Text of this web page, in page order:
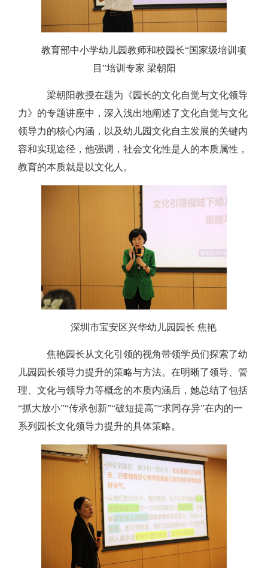
教育部中小学幼儿园教师和校园长“国家级培训项
目”培训专家 梁朝阳
梁朝阳教授在题为《园长的文化自觉与文化领导
力》的专题讲座中，深入浅出地阐述了文化自觉与文化
领导力的核心内涵，以及幼儿园文化自主发展的关键内
容和实现途径，他强调，社会文化性是人的本质属性，
教育的本质就是以文化人。
深圳市宝安区兴华幼儿园园长 焦艳
焦艳园长从文化引领的视角带领学员们探索了幼
儿园园长领导力提升的策略与方法。在明晰了领导、管
理、文化与领导力等概念的本质内涵后，她总结了包括
“抓大放小”“传承创新”“破短提高”“求同存异”在内的一
系列园长文化领导力提升的具体策略。